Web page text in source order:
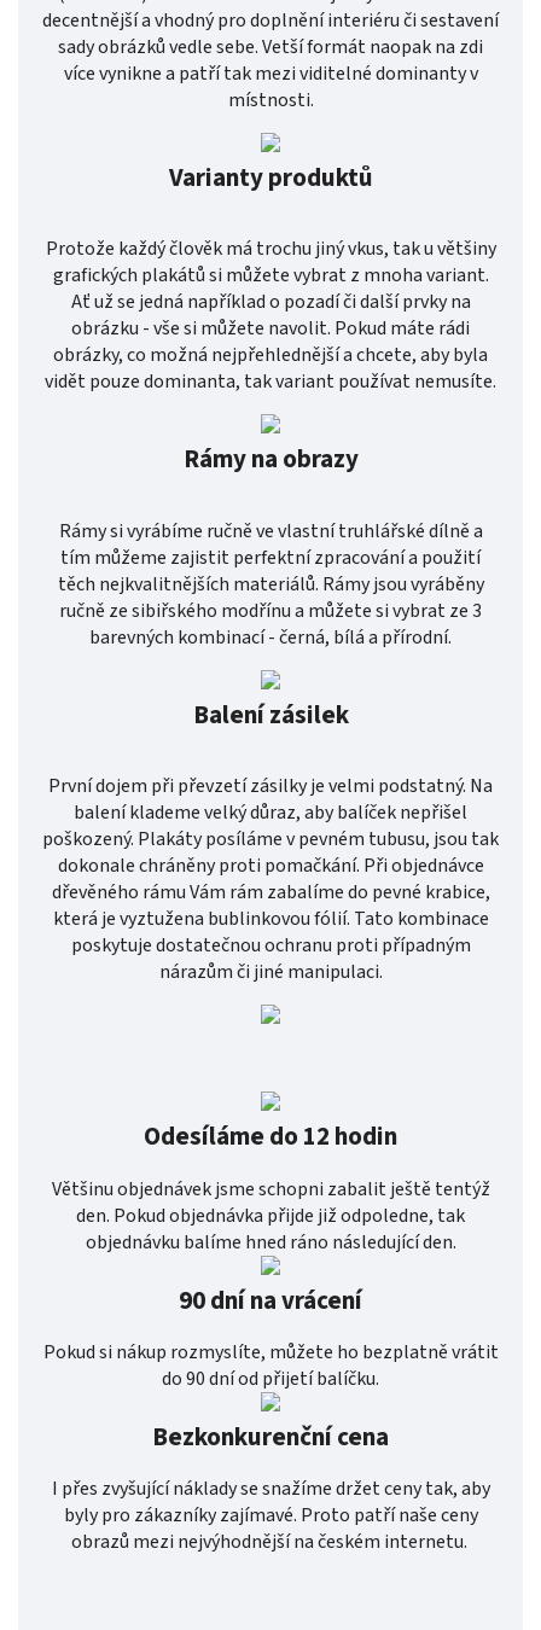
decentnější a vhodný pro doplnění interiéru či sestavení
sady obrázků vedle sebe. Vetší formát naopak na zdi
více vynikne a patří tak mezi viditelné dominanty v
místnosti.
Varianty produktů
Protože každý člověk má trochu jiný vkus, tak u většiny
grafických plakátů si můžete vybrat z mnoha variant.
Ať už se jedná například o pozadí či další prvky na
obrázku - vše si můžete navolit. Pokud máte rádi
obrázky, co možná nejpřehlednější a chcete, aby byla
vidět pouze dominanta, tak variant používat nemusíte.
Rámy na obrazy
Rámy si vyrábíme ručně ve vlastní truhlářské dílně a
tím můžeme zajistit perfektní zpracování a použití
těch nejkvalitnějších materiálů. Rámy jsou vyráběny
ručně ze sibiřského modřínu a můžete si vybrat ze 3
barevných kombinací - černá, bílá a přírodní.
Balení zásilek
První dojem při převzetí zásilky je velmi podstatný. Na
balení klademe velký důraz, aby balíček nepřišel
poškozený. Plakáty posíláme v pevném tubusu, jsou tak
dokonale chráněny proti pomačkání. Při objednávce
dřevěného rámu Vám rám zabalíme do pevné krabice,
která je vyztužena bublinkovou fólií. Tato kombinace
poskytuje dostatečnou ochranu proti případným
nárazům či jiné manipulaci.
Odesíláme do 12 hodin
Většinu objednávek jsme schopni zabalit ještě tentýž
den. Pokud objednávka přijde již odpoledne, tak
objednávku balíme hned ráno následující den.
90 dní na vrácení
Pokud si nákup rozmyslíte, můžete ho bezplatně vrátit
do 90 dní od přijetí balíčku.
Bezkonkurenční cena
I přes zvyšující náklady se snažíme držet ceny tak, aby
byly pro zákazníky zajímavé. Proto patří naše ceny
obrazů mezi nejvýhodnější na českém internetu.